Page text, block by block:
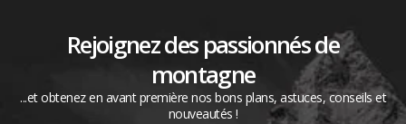
Rejoignez des passionnés de
montagne
...et obtenez en avant première nos bons plans, astuces, conseils et
nouveautés !